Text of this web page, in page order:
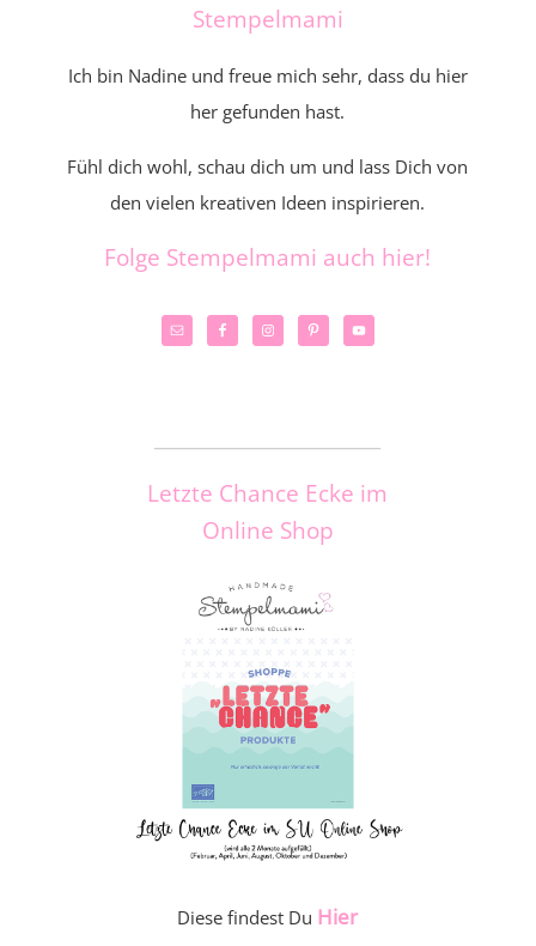
Stempelmami
Ich bin Nadine und freue mich sehr, dass du hier
her gefunden hast.
Fühl dich wohl, schau dich um und lass Dich von
den vielen kreativen Ideen inspirieren.
Folge Stempelmami auch hier!
Letzte Chance Ecke im
Online Shop
Diese findest Du Hier